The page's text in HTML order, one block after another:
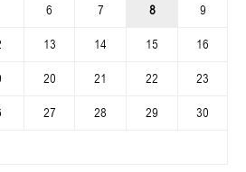
6 7 8
9
13 14 15
16
20 21 22
23
27 28 29
30